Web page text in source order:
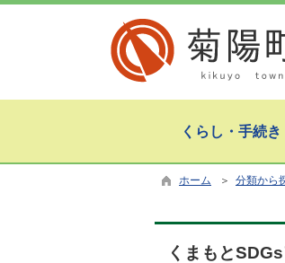
くらし・手続き
ホーム ＞ 分類から
くまもと